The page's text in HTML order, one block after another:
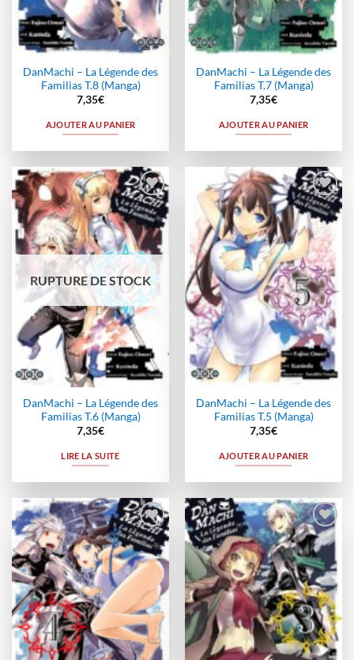
DanMachi – La Légende des
Familias T.8 (Manga)
7,35€
AJOUTER AU PANIER
DanMachi – La Légende des
Familias T.7 (Manga)
7,35€
AJOUTER AU PANIER
Ajouter
à la
wishlist
RUPTURE DE STOCK
DanMachi – La Légende des
Familias T.6 (Manga)
7,35€
LIRE LA SUITE
Ajouter
à la
wishlist
DanMachi – La Légende des
Familias T.5 (Manga)
7,35€
AJOUTER AU PANIER
Ajouter
à la
wishlist
Ajouter
à la
wishlist